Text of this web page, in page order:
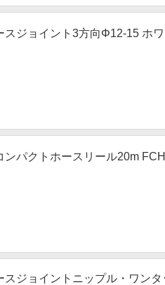
ジョイント3方向Φ12-15 ホ
パクトホースリール20m
ジョイントニップル・ワン